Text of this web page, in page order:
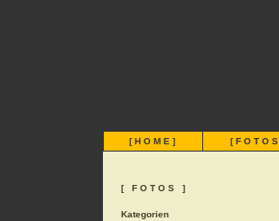
[HOME ] [FOTOS
[ FOTOS ]
Kategorien